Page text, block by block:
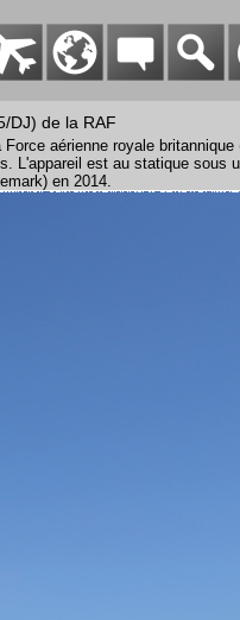
DJ) de la RAF
aérienne royale britannique
L'appareil est au statique sous
en 2014.